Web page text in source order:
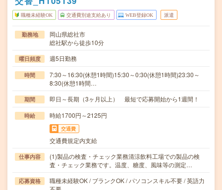
職種未経験OK 交通費別途支給あり WEB登録OK 派遣
勤務地
岡山県総社市
総社駅から徒歩10分
曜日頻度 週5日勤務
時間
7:30～16:30(休憩1時間)15:30～0:30(休憩1時間)23:30～
8:30(休憩1時間…
期間 即日～長期（3ヶ月以上） 最短で応募開始から1週間！
時給 時給1700円～2125円
交通費
交通費規定内支給
仕事内容
(1)製品の検査・チェック業務清涼飲料工場での製品の検
査・チェック業務です。温度、糖度、風味等の測定…
応募資格
職種未経験OK / ブランクOK / パソコンスキル不要 / 英語力